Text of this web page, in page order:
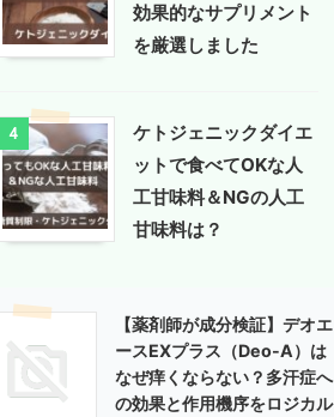
効果的なサプリメント
を厳選しました
4
ケトジェニックダイエ
ットで食べてOKな人
工甘味料＆NGの人工
甘味料は？
【薬剤師が成分検証】デオエ
ースEXプラス（Deo-A）は
なぜ痒くならない？多汗症へ
の効果と作用機序をロジカル